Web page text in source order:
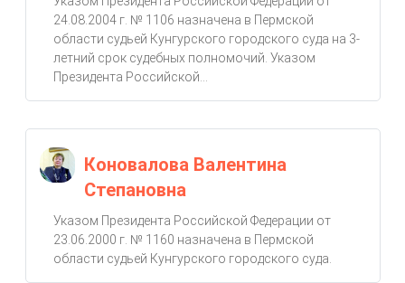
24.08.2004 г. № 1106 назначена в Пермской
области судьей Кунгурского городского суда на 3-
летний срок судебных полномочий. Указом
Президента Российской...
Коновалова Валентина
Степановна
Указом Президента Российской Федерации от
23.06.2000 г. № 1160 назначена в Пермской
области судьей Кунгурского городского суда.